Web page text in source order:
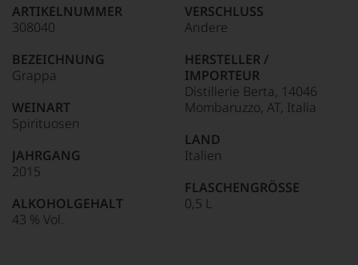
90–94 Punkte:
Unter 85 Punkte:
für
»Fine
für
die
edlen
Weine
der
Welt,
kaum
ein
Das
dokumentieren
ARTIKELNUMMER
308040
BEZEICHNUNG
Grappa
WEINART
Spirituosen
JAHRGANG
2015
ALKOHOLGEHALT
43 % Vol.
VERSCHLUSS
Andere
HERSTELLER /
IMPORTEUR
Distillerie Berta, 14046
Mombaruzzo, AT, Italia
LAND
Italien
FLASCHENGRÖSSE
0,5 L